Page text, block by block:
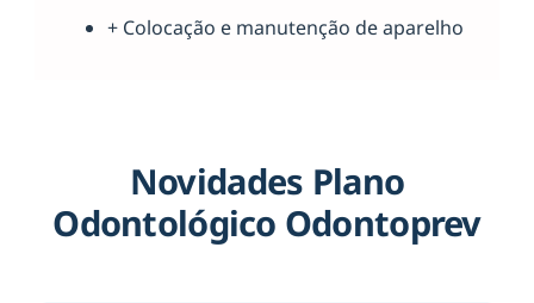
+ Colocação e manutenção de aparelho
Novidades Plano
Odontológico Odontoprev